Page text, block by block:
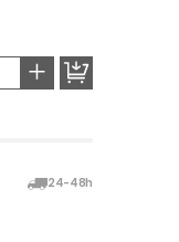
+
24-48h